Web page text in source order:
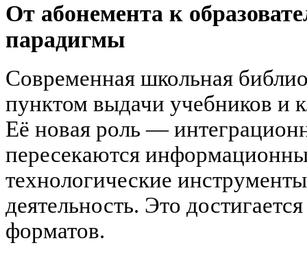
От абонемента к
парадигмы
Современная школьная
пунктом выдачи учебников и
Её новая роль —
пересекаются
технологические
деятельность. Это
форматов.